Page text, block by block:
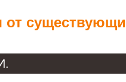
от